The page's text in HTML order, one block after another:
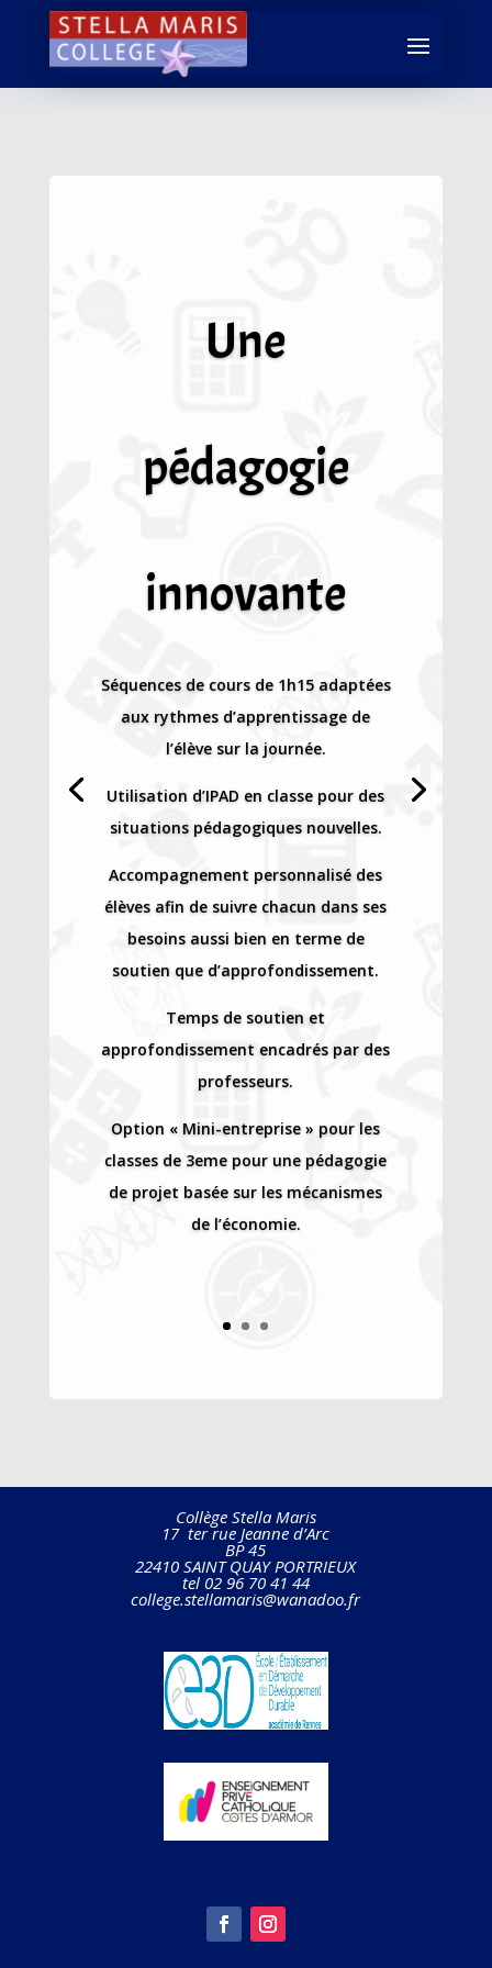
Une
pédagogie
innovante
Séquences de cours de 1h15 adaptées
aux rythmes d’apprentissage de
l’élève sur la journée.
Utilisation d’IPAD en classe pour des
situations pédagogiques nouvelles.
Accompagnement personnalisé des
élèves afin de suivre chacun dans ses
besoins aussi bien en terme de
soutien que d’approfondissement.
Temps de soutien et
approfondissement encadrés par des
professeurs.
Option « Mini-entreprise » pour les
classes de 3eme pour une pédagogie
de projet basée sur les mécanismes
de l’économie.
Collège Stella Maris
17 ter rue Jeanne d’Arc
BP 45
22410 SAINT QUAY PORTRIEUX
tel 02 96 70 41 44
college.stellamaris@wanadoo.fr